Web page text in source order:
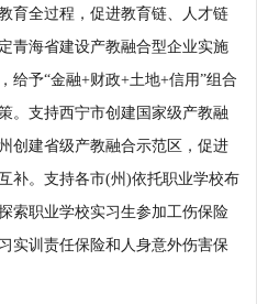
育全过程，促进教育链、人才链
青海省建设产教融合型企业实施
给予“金融+财政+土地+信用”组合
。支持西宁市创建国家级产教融
创建省级产教融合示范区，促进
补。支持各市(州)依托职业学校布
索职业学校实习生参加工伤保险
实训责任保险和人身意外伤害保